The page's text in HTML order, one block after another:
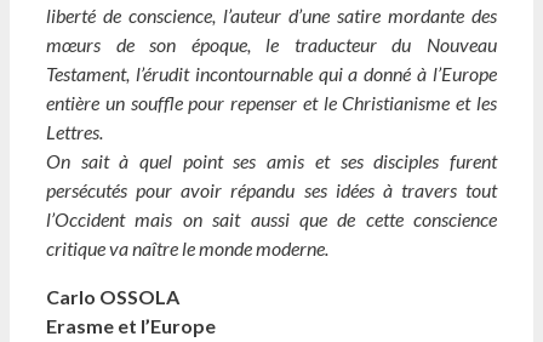
liberté de conscience, l’auteur d’une satire mordante des
mœurs de son époque, le traducteur du Nouveau
Testament, l’érudit incontournable qui a donné à l’Europe
entière un souffle pour repenser et le Christianisme et les
Lettres.
On sait à quel point ses amis et ses disciples furent
persécutés pour avoir répandu ses idées à travers tout
l’Occident mais on sait aussi que de cette conscience
critique va naître le monde moderne.
Carlo OSSOLA
Erasme et l’Europe